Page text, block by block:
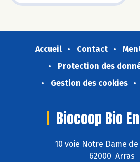
Accueil Contact
Protection des
Gestion des cookies
Biocoop Bio
10 voie Notre Dame
62000 Arras